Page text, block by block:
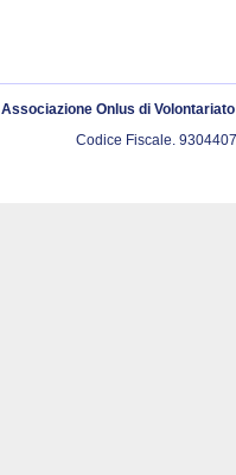
Associazione Onlus di
Codice Fiscale.